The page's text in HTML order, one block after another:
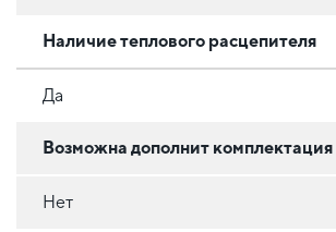
Наличие теплового расцепителя
Да
Возможна дополнит комплектация
Нет